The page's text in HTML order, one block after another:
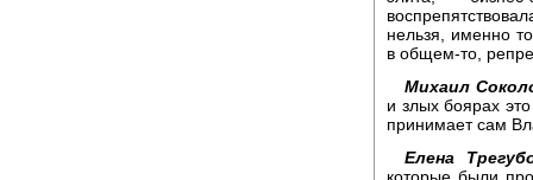
нельзя, именно
в общем-то,
Михаил
и злых боярах
принимает сам
Елена
которые были